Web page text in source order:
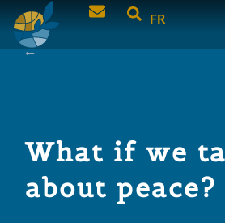
FR
What if we
about peace?